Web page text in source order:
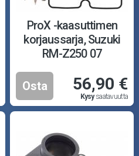
ProX -kaasuttimen
korjaussarja, Suzuki
RM-Z250 07
Osta 56,90 €
Kysysaatavuutta